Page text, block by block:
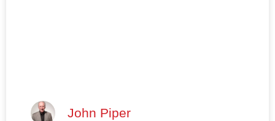
John Piper